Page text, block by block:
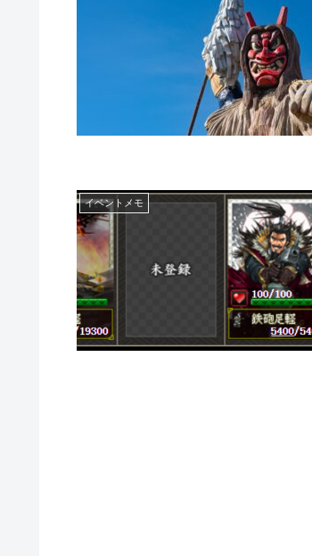
イベントメモ